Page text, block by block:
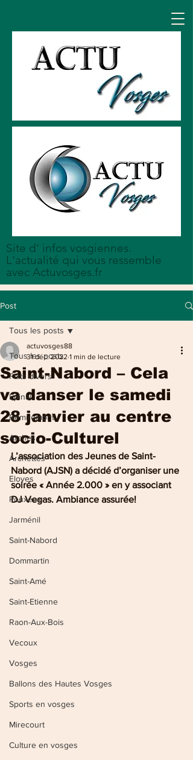
Site d' infos vosgiennes.
L'actualité qui vous ressemble
avec Actuvosges.fr
Post
Tous les posts
Faits divers
Epinal
Remiremont
Arches
Archettes
Eloyes
Pouxeux
Jarménil
Saint-Nabord
Dommartin
Saint-Amé
Saint-Etienne
Raon-Aux-Bois
Vecoux
Vosges
Ballons des Hautes Vosges
Sports en vosges
Mirecourt
Culture en vosges
Tous les posts
Saint-Nabord – Cela
va danser le samedi
28 janvier au centre
socio-Culturel
actuvosges88
31 déc. 2022 1 min de lecture
L’association des Jeunes de Saint-
Nabord (AJSN) a décidé d’organiser une
soirée « Année 2.000 » en y associant
DJ Vegas. Ambiance assurée!